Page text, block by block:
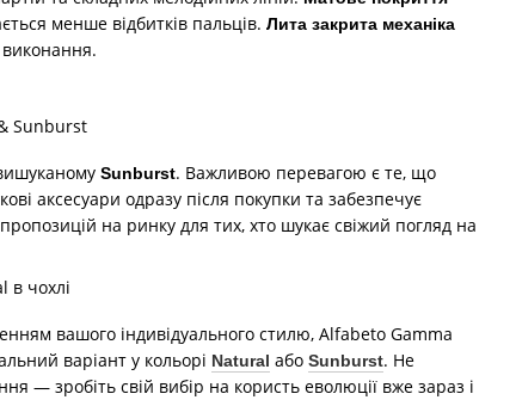
менше відбитків пальців. Лита закрита механіка
виконання.
Sunburst. Важливою перевагою є те, що
аксесуари одразу після покупки та забезпечує
на ринку для тих, хто шукає свіжий погляд на
вашого індивідуального стилю, Alfabeto Gamma
варіант у кольорі Natural або Sunburst. Не
— зробіть свій вибір на користь еволюції вже зараз і